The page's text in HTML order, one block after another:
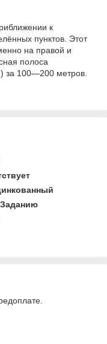
к
пунктов. Этот
на правой и
полоса
за 100—200 метров.